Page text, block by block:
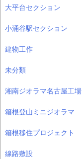
大平台セクション
小涌谷駅セクション
建物工作
未分類
湘南ジオラマ名古屋工場
箱根登山ミニジオラマ
箱根移住プロジェクト
線路敷設